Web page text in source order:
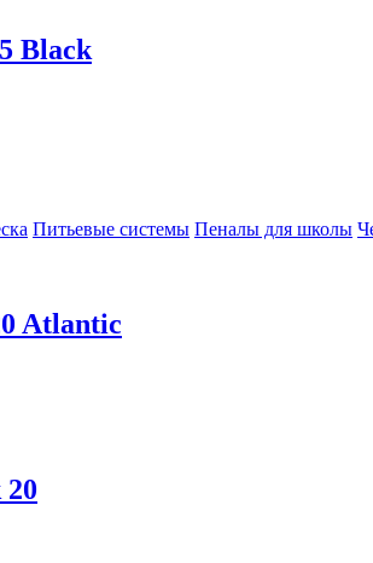
Black
Питьевые системы Пеналы для школы
Atlantic